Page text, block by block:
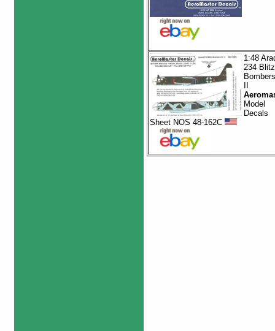
1:48
234 Blitz
II
Model
Decals
Sheet NOS 48-162C